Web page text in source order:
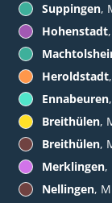
Suppingen,
Hohenstadt
Heroldstadt
Ennabeuren
Breithülen,
Breithülen,
Merklingen,
Nellingen,